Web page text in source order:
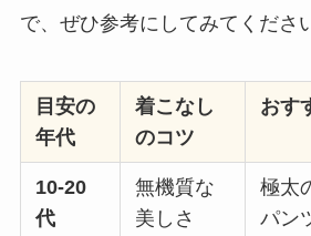
で、ぜひ参考にしてみてくださ
目安の
年代
着こなし
のコツ
おす
10-20
代
無機質な
美しさ
極太
パン